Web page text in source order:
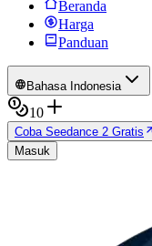
Beranda
Harga
Panduan
Bahasa Indonesia
10
Coba Seedance 2 Gratis
Masuk